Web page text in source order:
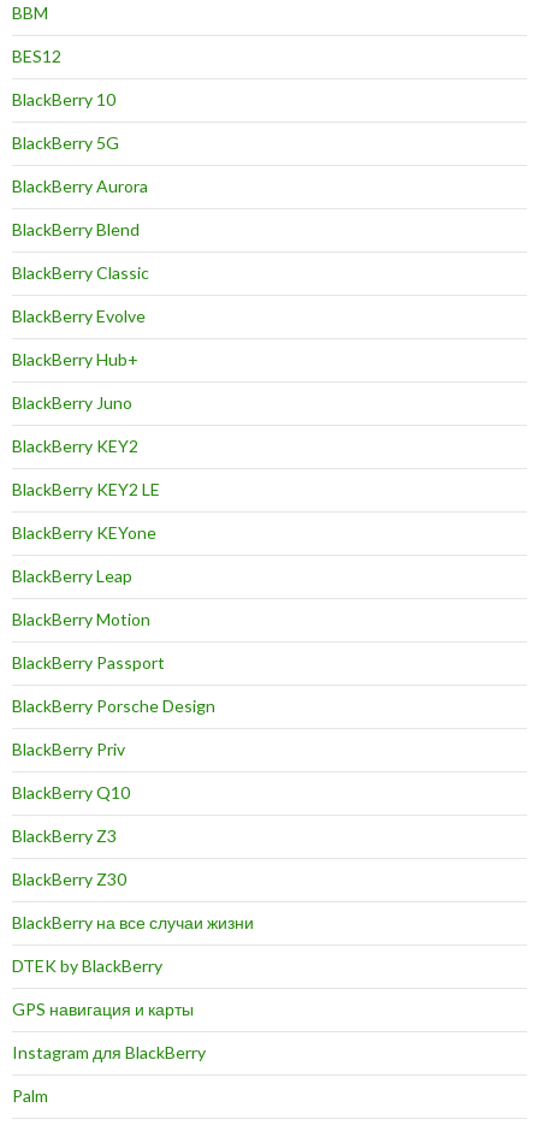
BBM
BES12
BlackBerry 10
BlackBerry 5G
BlackBerry Aurora
BlackBerry Blend
BlackBerry Classic
BlackBerry Evolve
BlackBerry Hub+
BlackBerry Juno
BlackBerry KEY2
BlackBerry KEY2 LE
BlackBerry KEYone
BlackBerry Leap
BlackBerry Motion
BlackBerry Passport
BlackBerry Porsche Design
BlackBerry Priv
BlackBerry Q10
BlackBerry Z3
BlackBerry Z30
BlackBerry на все случаи жизни
DTEK by BlackBerry
GPS навигация и карты
Instagram для BlackBerry
Palm